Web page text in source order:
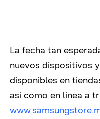
La fecha tan
nuevos dispositivos
disponibles en
así como en línea a